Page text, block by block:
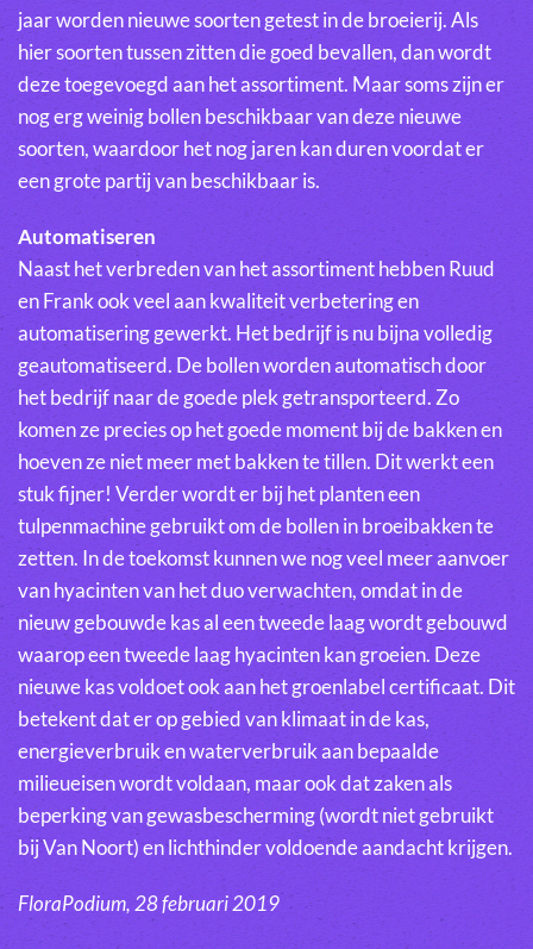
jaar worden nieuwe soorten getest in de broeierij. Als
hier soorten tussen zitten die goed bevallen, dan wordt
deze toegevoegd aan het assortiment. Maar soms zijn er
nog erg weinig bollen beschikbaar van deze nieuwe
soorten, waardoor het nog jaren kan duren voordat er
een grote partij van beschikbaar is.
Automatiseren
Naast het verbreden van het assortiment hebben Ruud
en Frank ook veel aan kwaliteit verbetering en
automatisering gewerkt. Het bedrijf is nu bijna volledig
geautomatiseerd. De bollen worden automatisch door
het bedrijf naar de goede plek getransporteerd. Zo
komen ze precies op het goede moment bij de bakken en
hoeven ze niet meer met bakken te tillen. Dit werkt een
stuk fijner! Verder wordt er bij het planten een
tulpenmachine gebruikt om de bollen in broeibakken te
zetten. In de toekomst kunnen we nog veel meer aanvoer
van hyacinten van het duo verwachten, omdat in de
nieuw gebouwde kas al een tweede laag wordt gebouwd
waarop een tweede laag hyacinten kan groeien. Deze
nieuwe kas voldoet ook aan het groenlabel certificaat. Dit
betekent dat er op gebied van klimaat in de kas,
energieverbruik en waterverbruik aan bepaalde
milieueisen wordt voldaan, maar ook dat zaken als
beperking van gewasbescherming (wordt niet gebruikt
bij Van Noort) en lichthinder voldoende aandacht krijgen.
FloraPodium, 28 februari 2019